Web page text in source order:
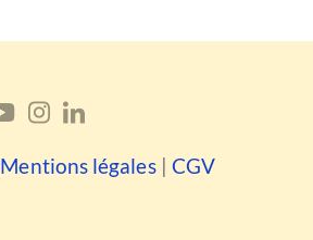
Mentions légales| CGV